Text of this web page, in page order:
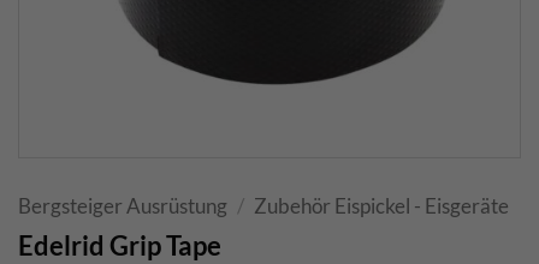
Bergsteiger Ausrüstung / Zubehör Eispickel - Eisgeräte
Edelrid Grip Tape